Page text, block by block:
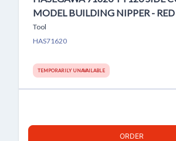
MODEL BUILDING NIPPER - RED
Tool
HAS71620
TEMPORARILY UNAVAILABLE
ORDER